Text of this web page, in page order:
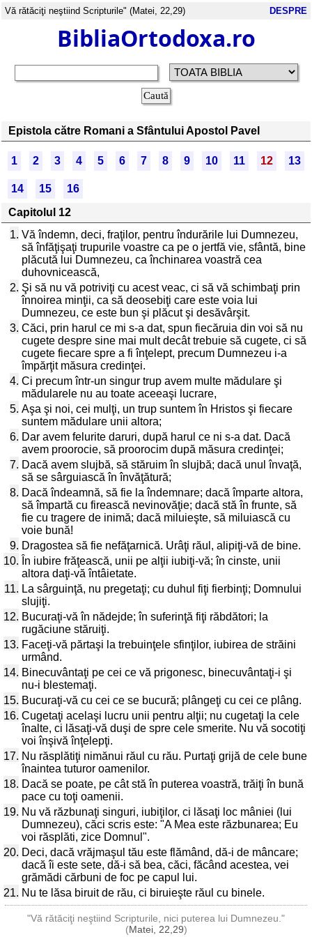
Vă rătăciţi neştiind Scripturile" (Matei, 22,29) DESPRE
BibliaOrtodoxa.ro
Epistola către Romani a Sfântului Apostol Pavel
1 2 3 4 5 6 7 8 9 10 11 12 13
14 15
16
Capitolul 12
1. Vă îndemn, deci, fraţilor, pentru îndurările lui Dumnezeu,
să înfăţişaţi trupurile voastre ca pe o jertfă vie, sfântă, bine
plăcută lui Dumnezeu, ca închinarea voastră cea
duhovnicească,
2. Şi să nu vă potriviţi cu acest veac, ci să vă schimbaţi prin
înnoirea minţii, ca să deosebiţi care este voia lui
Dumnezeu, ce este bun şi plăcut şi desăvârşit.
3. Căci, prin harul ce mi s-a dat, spun fiecăruia din voi să nu
cugete despre sine mai mult decât trebuie să cugete, ci să
cugete fiecare spre a fi înţelept, precum Dumnezeu i-a
împărţit măsura credinţei.
4. Ci precum într-un singur trup avem multe mădulare şi
mădularele nu au toate aceeaşi lucrare,
5. Aşa şi noi, cei mulţi, un trup suntem în Hristos şi fiecare
suntem mădulare unii altora;
6. Dar avem felurite daruri, după harul ce ni s-a dat. Dacă
avem proorocie, să proorocim după măsura credinţei;
7. Dacă avem slujbă, să stăruim în slujbă; dacă unul învaţă,
să se sârguiască în învăţătură;
8. Dacă îndeamnă, să fie la îndemnare; dacă împarte altora,
să împartă cu firească nevinovăţie; dacă stă în frunte, să
fie cu tragere de inimă; dacă miluieşte, să miluiască cu
voie bună!
9. Dragostea să fie nefăţarnică. Urâţi răul, alipiţi-vă de bine.
10. În iubire frăţească, unii pe alţii iubiţi-vă; în cinste, unii
altora daţi-vă întâietate.
11. La sârguinţă, nu pregetaţi; cu duhul fiţi fierbinţi; Domnului
slujiţi.
12. Bucuraţi-vă în nădejde; în suferinţă fiţi răbdători; la
rugăciune stăruiţi.
13. Faceţi-vă părtaşi la trebuinţele sfinţilor, iubirea de străini
urmând.
14. Binecuvântaţi pe cei ce vă prigonesc, binecuvântaţi-i şi
nu-i blestemaţi.
15. Bucuraţi-vă cu cei ce se bucură; plângeţi cu cei ce plâng.
16. Cugetaţi acelaşi lucru unii pentru alţii; nu cugetaţi la cele
înalte, ci lăsaţi-vă duşi de spre cele smerite. Nu vă socotiţi
voi înşivă înţelepţi.
17. Nu răsplătiţi nimănui răul cu rău. Purtaţi grijă de cele bune
înaintea tuturor oamenilor.
18. Dacă se poate, pe cât stă în puterea voastră, trăiţi în bună
pace cu toţi oamenii.
19. Nu vă răzbunaţi singuri, iubiţilor, ci lăsaţi loc mâniei (lui
Dumnezeu), căci scris este: "A Mea este răzbunarea; Eu
voi răsplăti, zice Domnul".
20. Deci, dacă vrăjmaşul tău este flămând, dă-i de mâncare;
dacă îi este sete, dă-i să bea, căci, făcând acestea, vei
grămădi cărbuni de foc pe capul lui.
21. Nu te lăsa biruit de rău, ci biruieşte răul cu binele.
"Vă rătăciţi neştiind Scripturile, nici puterea lui Dumnezeu."
(Matei, 22,29)